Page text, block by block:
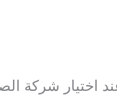
اختيار شركة